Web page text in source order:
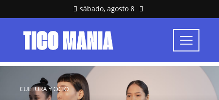
sábado, agosto 8
CULTURA Y OCIO